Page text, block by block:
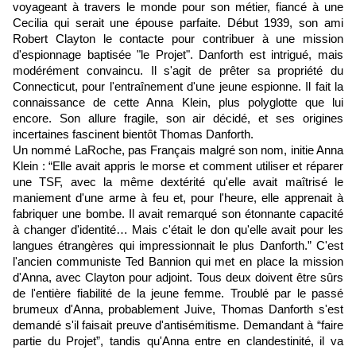
voyageant à travers le monde pour son métier, fiancé à une
Cecilia qui serait une épouse parfaite. Début 1939, son ami
Robert Clayton le contacte pour contribuer à une mission
d'espionnage baptisée "le Projet". Danforth est intrigué, mais
modérément convaincu. Il s'agit de prêter sa propriété du
Connecticut, pour l'entraînement d'une jeune espionne. Il fait la
connaissance de cette Anna Klein, plus polyglotte que lui
encore. Son allure fragile, son air décidé, et ses origines
incertaines fascinent bientôt Thomas Danforth.
Un nommé LaRoche, pas Français malgré son nom, initie Anna
Klein : “Elle avait appris le morse et comment utiliser et réparer
une TSF, avec la même dextérité qu'elle avait maîtrisé le
maniement d'une arme à feu et, pour l'heure, elle apprenait à
fabriquer une bombe. Il avait remarqué son étonnante capacité
à changer d'identité… Mais c'était le don qu'elle avait pour les
langues étrangères qui impressionnait le plus Danforth.” C'est
l'ancien communiste Ted Bannion qui met en place la mission
d'Anna, avec Clayton pour adjoint. Tous deux doivent être sûrs
de l'entière fiabilité de la jeune femme. Troublé par le passé
brumeux d'Anna, probablement Juive, Thomas Danforth s'est
demandé s'il faisait preuve d'antisémitisme. Demandant à “faire
partie du Projet”, tandis qu'Anna entre en clandestinité, il va